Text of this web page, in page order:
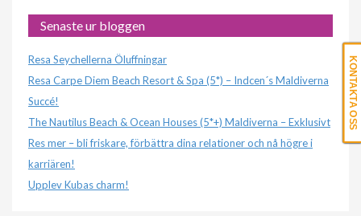
Senaste ur bloggen
Resa Seychellerna Öluffningar
Resa Carpe Diem Beach Resort & Spa (5*) – Indcen´s Maldiverna
Succé!
The Nautilus Beach & Ocean Houses (5*+) Maldiverna – Exklusivt
Res mer – bli friskare, förbättra dina relationer och nå högre i
karriären!
Upplev Kubas charm!
KONTAKTA OSS